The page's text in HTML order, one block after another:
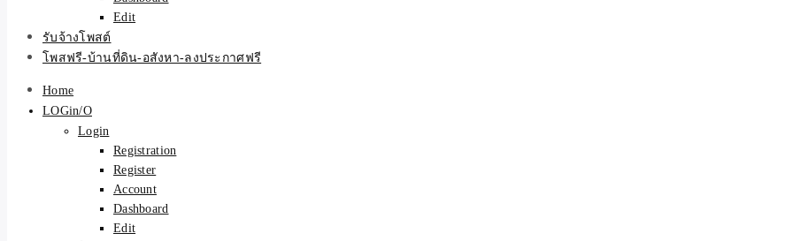
Edit
รับจ้างโพสต์
โพสฟรี-บ้านที่ดิน-อสังหา-ลงประกาศฟรี
Home
LOGin/O
Login
Registration
Register
Account
Dashboard
Edit